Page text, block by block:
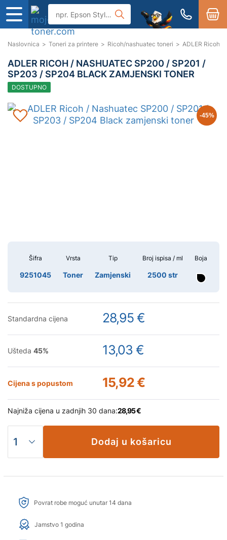
Naslovnica > Toneri za printere > Ricoh/nashuatec toneri > ADLER Ricoh
ADLER RICOH / NASHUATEC SP200 / SP201 /
SP203 / SP204 BLACK ZAMJENSKI TONER
DOSTUPNO
-45%
Šifra
9251045
Vrsta
Toner
Tip
Zamjenski
Broj ispisa / ml
2500 str
Boja
Standardna cijena 28,95 €
Ušteda 45% 13,03 €
Cijena s popustom 15,92 €
Najniža cijena u zadnjih 30 dana:28,95 €
Dodaj u košaricu
Povrat robe moguć unutar 14 dana
Jamstvo 1 godina